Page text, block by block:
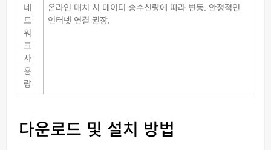
네
트
워
크
사
용
량
온라인 매치 시 데이터 송수신량에 따라 변동. 안정적인
인터넷 연결 권장.
다운로드 및 설치 방법